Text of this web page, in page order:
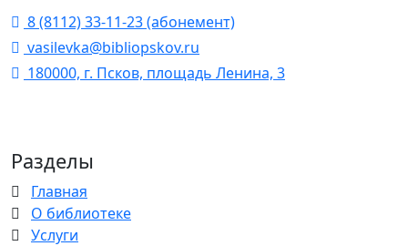
8 (8112) 33-11-23 (абонемент)
vasilevka@bibliopskov.ru
180000, г. Псков, площадь Ленина, 3
Разделы
Главная
О библиотеке
Услуги